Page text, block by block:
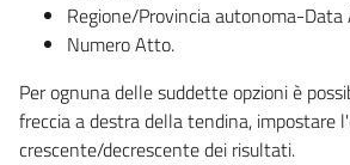
Regione/Provincia autonoma-
Numero Atto.
Per ognuna delle suddette opzioni è
freccia a destra della tendina, impostare
crescente/decrescente dei risultati.